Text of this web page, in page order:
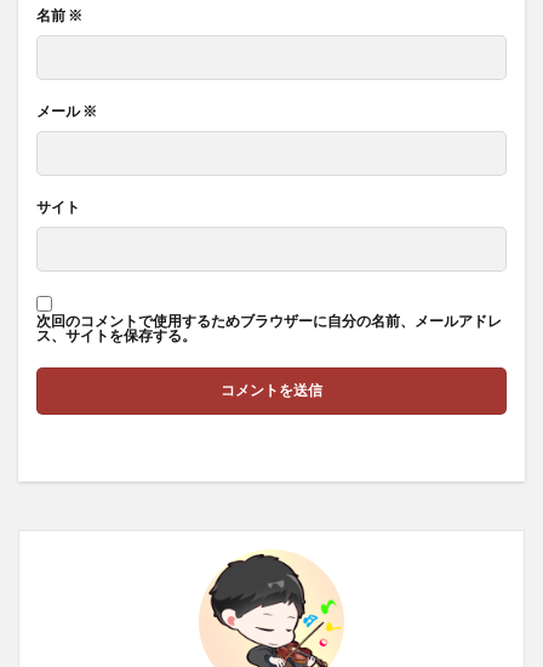
名前 ※
メール※
サイト
次回のコメントで使用するためブラウザーに自分の名前、メールアドレ
ス、サイトを保存する。